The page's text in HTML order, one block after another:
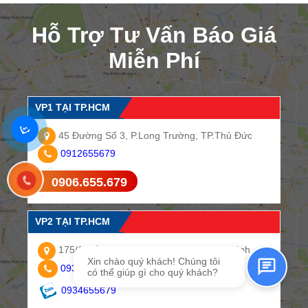
Hỗ Trợ Tư Vấn Báo Giá
Miễn Phí
VP1 TẠI TP.HCM
45 Đường Số 3, P.Long Trường, TP.Thủ Đức
0912655679
VP2 TẠI TP.HCM
175/1 Cống Lỡ, Phường 15, Quận Tân Bình
0934655679
0934655679
0906.655.679
Xin chào quý khách! Chúng tôi
có thể giúp gì cho quý khách?